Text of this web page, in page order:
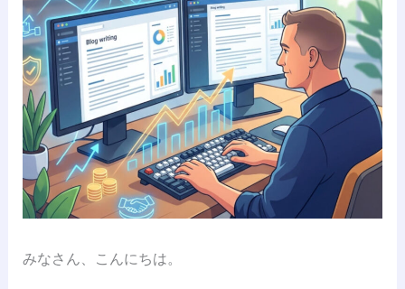
みなさん、こんにちは。